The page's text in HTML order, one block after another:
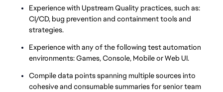
Experience with Upstream Quality practices, such as:
CI/CD, bug prevention and containment tools and
strategies.
Experience with any of the following test automation
environments: Games, Console, Mobile or Web UI.
Compile data points spanning multiple sources into
cohesive and consumable summaries for senior team